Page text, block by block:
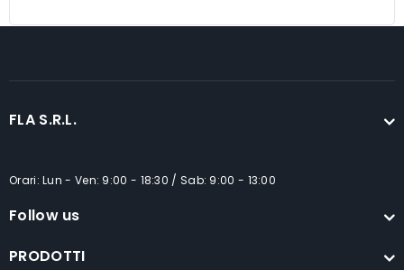
FLA S.R.L.
Orari: Lun - Ven: 9:00 - 18:30 / Sab: 9:00 - 13:00
Follow us
PRODOTTI